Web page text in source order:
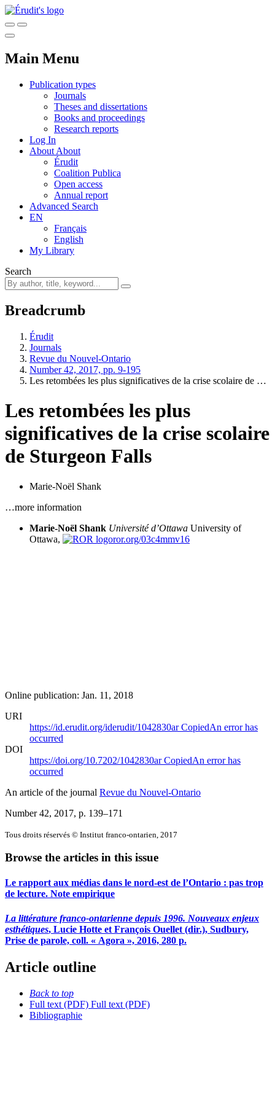
Main Menu
Publication types
Journals
Theses and dissertations
Books and proceedings
Research reports
Log In
About About
Érudit
Coalition Publica
Open access
Annual report
Advanced Search
EN
Français
English
My Library
Search
Breadcrumb
Érudit
Journals
Revue du Nouvel-Ontario
Number 42, 2017, pp. 9-195
Les retombées les plus significatives de la crise scolaire de …
Les retombées les plus
significatives de la crise scolaire
de Sturgeon Falls
Marie-Noël Shank
…more information
Marie-Noël Shank Université d’Ottawa University of
Ottawa,
ror.org/03c4mmv16
Online publication: Jan. 11, 2018
URI
https://id.erudit.org/iderudit/1042830arCopiedAn error has
occurred
DOI
https://doi.org/10.7202/1042830arCopiedAn error has
occurred
An article of the journal Revue du Nouvel-Ontario
Number 42, 2017, p. 139–171
Tous droits réservés © Institut franco-ontarien, 2017
Browse the articles in this issue
Le rapport aux médias dans le nord-est de l’Ontario : pas trop
de lecture. Note empirique
La littérature franco-ontarienne depuis 1996. Nouveaux enjeux
esthétiques, Lucie Hotte et François Ouellet (dir.), Sudbury,
Prise de parole, coll. « Agora », 2016, 280 p.
Article outline
Back to top
Full text (PDF) Full text (PDF)
Bibliographie